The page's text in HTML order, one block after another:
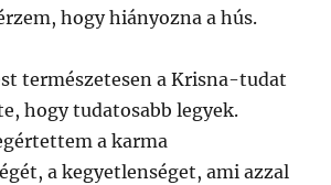
hogy hiányozna a hús.
természetesen a Krisna-tudat
hogy tudatosabb legyek.
a karma
a kegyetlenséget, ami azzal